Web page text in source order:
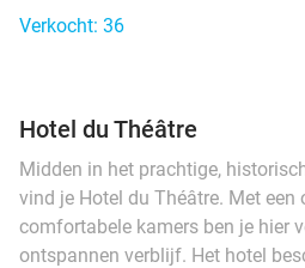
Verkocht: 36
Hotel du Théâtre
Midden in het prachtige,
vind je Hotel du Théâtre. Met een
comfortabele kamers ben je hier
ontspannen verblijf. Het hotel